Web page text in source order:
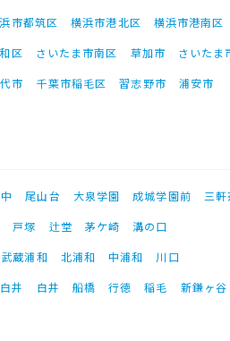
市都筑区 横浜市港北区 横浜市港南区
区 さいたま市南区 草加市 さいたま
市 千葉市稲毛区 習志野市 浦安市
尾山台 大泉学園 成城学園前 三軒
戸塚 辻堂 茅ケ崎
溝の口
武蔵浦和 北浦和 中浦和
川口
井 白井 船橋 行徳 稲毛 新鎌ヶ谷